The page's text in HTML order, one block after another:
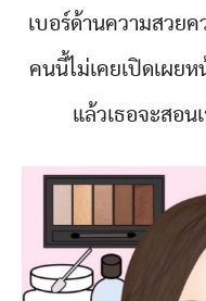
เบอร์ด้านความสวยค
คนนี้ไม่เคยเปิดเผยห
แล้วเธอจะสอน